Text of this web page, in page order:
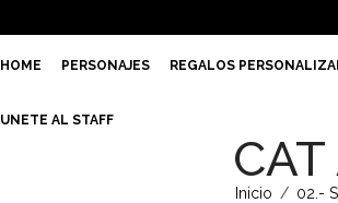
HOME PERSONAJES REGALOS
UNETE AL STAFF
Inicio / 02.-